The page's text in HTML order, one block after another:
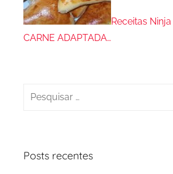
Receitas
CARNE ADAPTADA…
Pesquisar
Posts recentes